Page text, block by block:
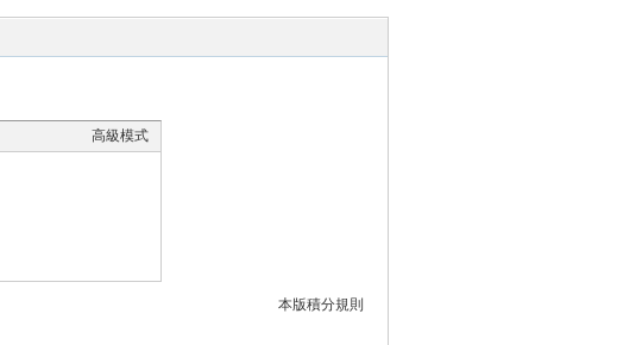
高級模式
本版積分規則